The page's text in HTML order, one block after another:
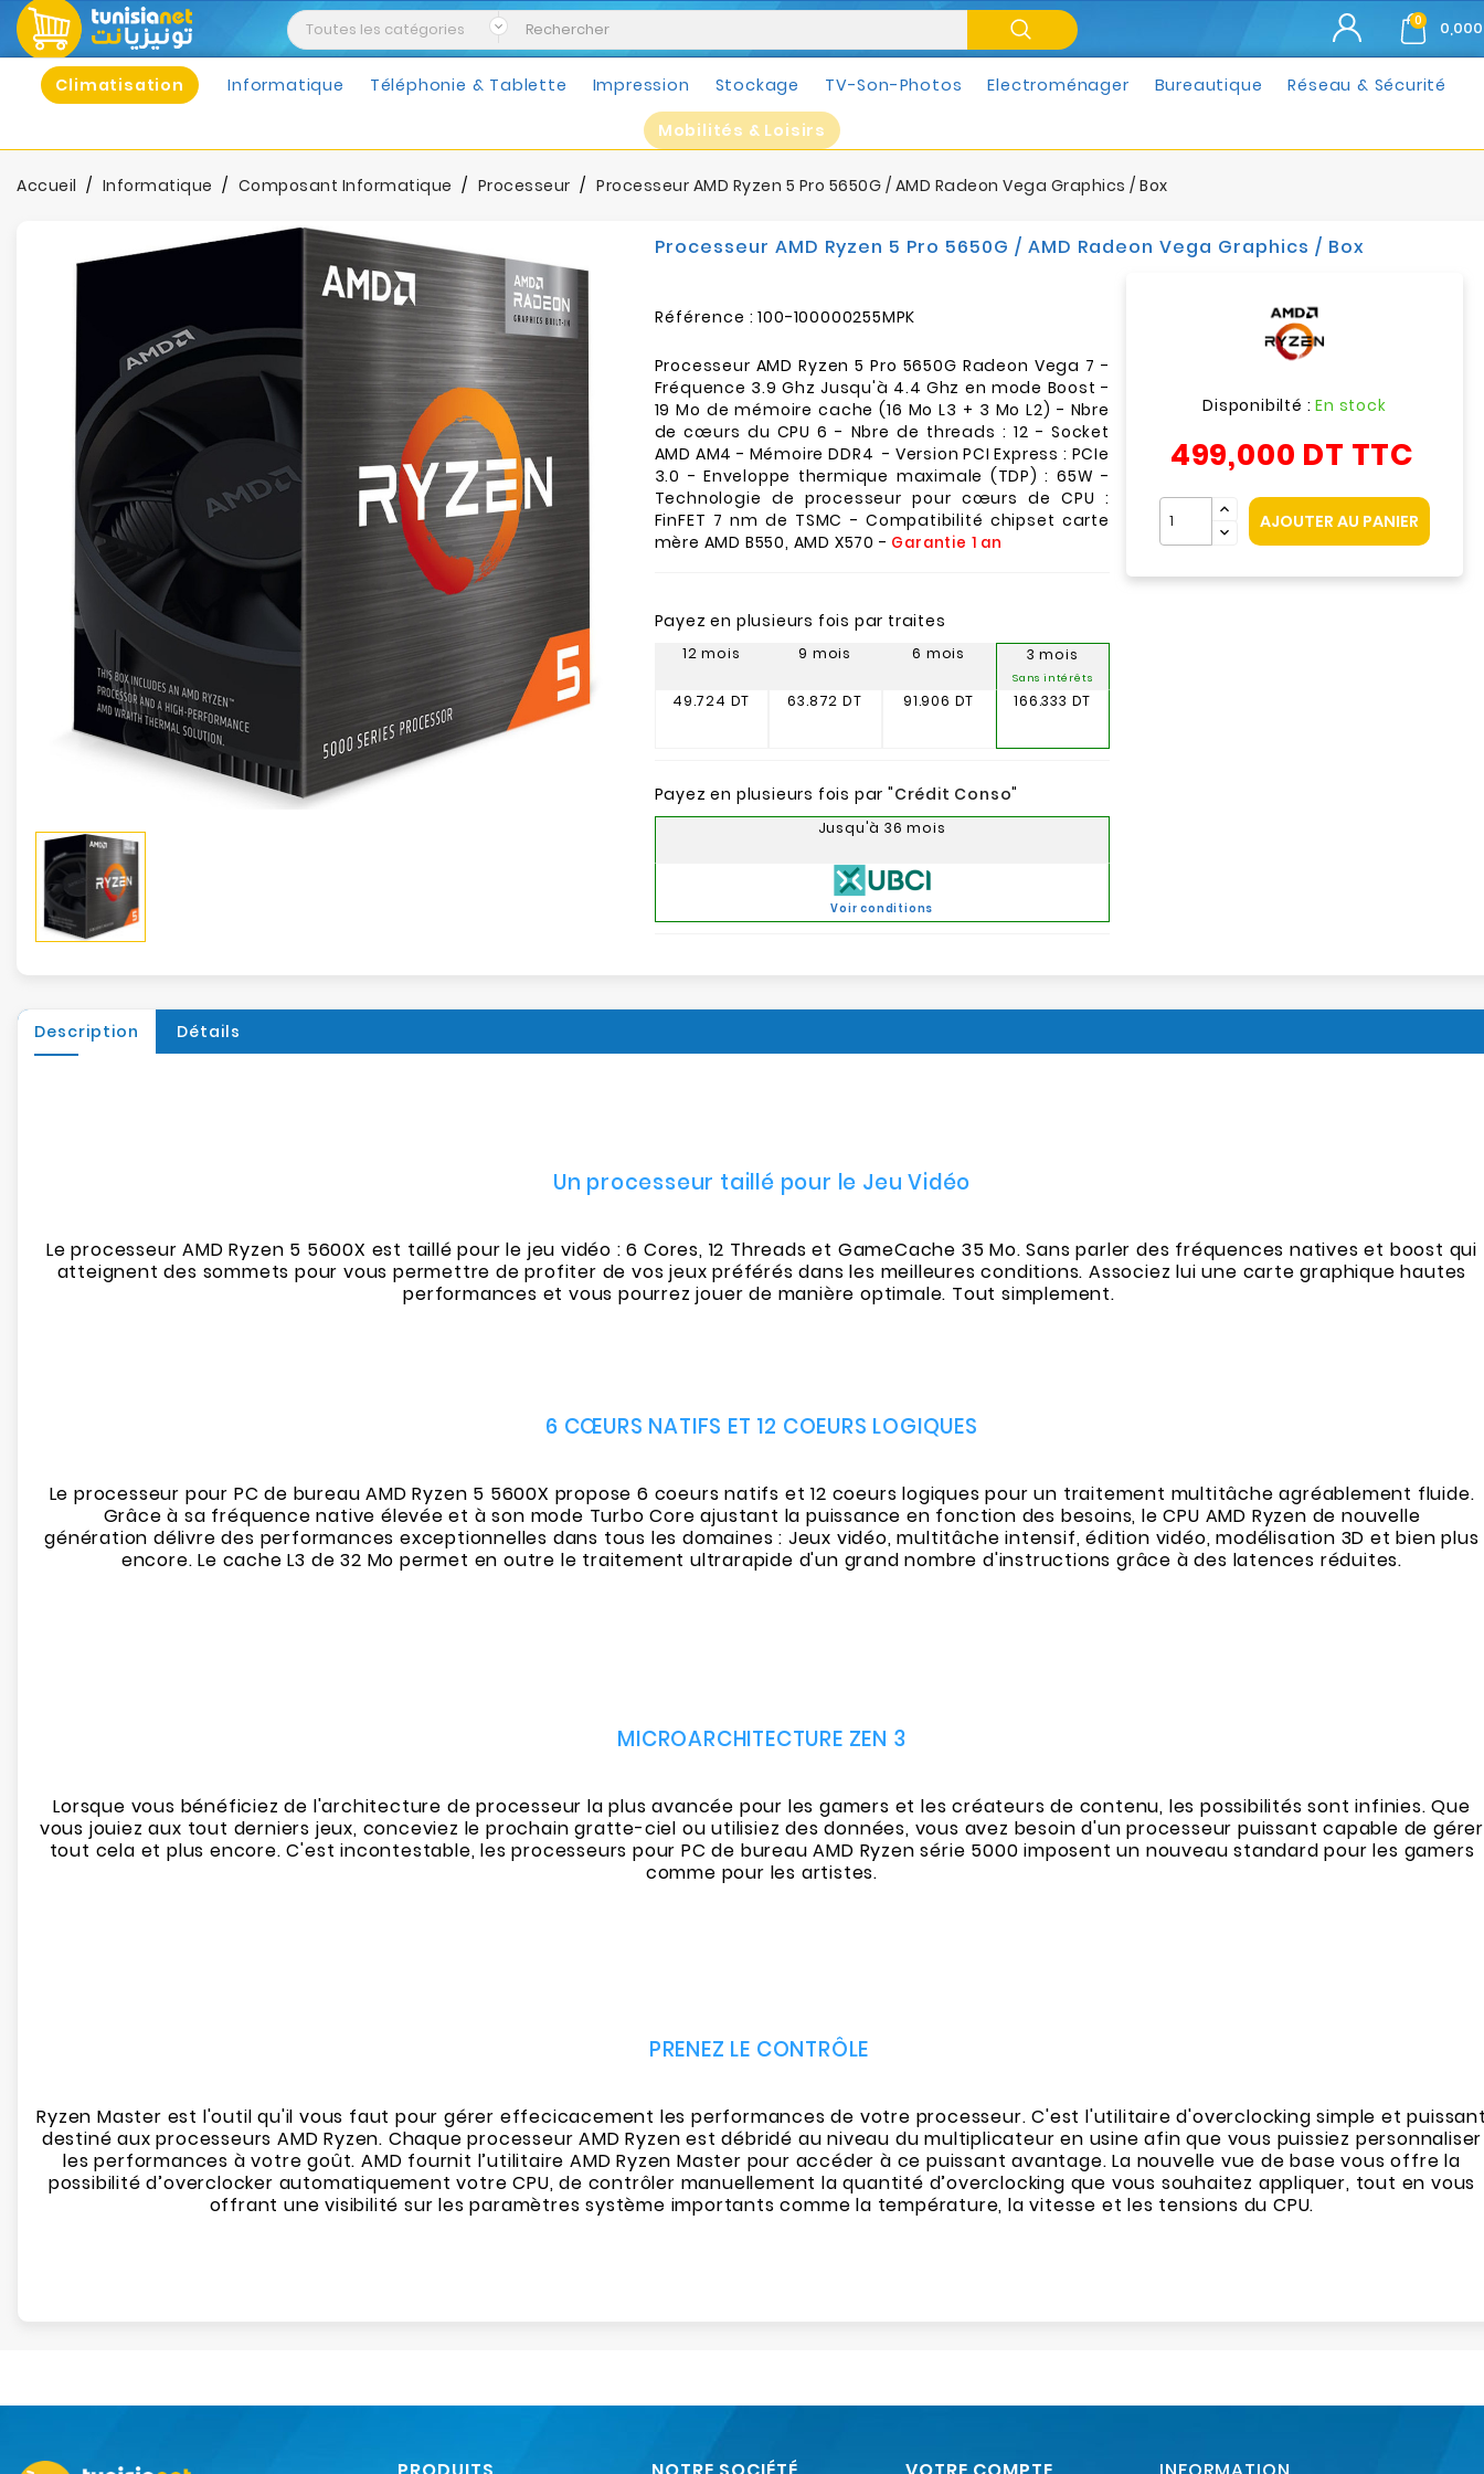
0
Climatisation Informatique Téléphonie & Tablette Impression Stockage TV-Son-Photos Electroménager Bureautique Réseau & Sécurité
Mobilités & Loisirs
Accueil Informatique Composant Informatique Processeur Processeur AMD Ryzen 5 Pro 5650G / AMD Radeon Vega Graphics / Box
Processeur AMD Ryzen 5 Pro 5650G / AMD Radeon Vega Graphics / Box
Référence : 100-100000255MPK
Processeur AMD Ryzen 5 Pro 5650G Radeon Vega 7 -
Fréquence 3.9 Ghz Jusqu'à 4.4 Ghz en mode Boost -
19 Mo de mémoire cache (16 Mo L3 + 3 Mo L2) - Nbre
de cœurs du CPU 6 - Nbre de threads : 12 - Socket
AMD AM4 - Mémoire DDR4 - Version PCI Express : PCIe
3.0 - Enveloppe thermique maximale (TDP) : 65W -
Technologie de processeur pour cœurs de CPU :
FinFET 7 nm de TSMC - Compatibilité chipset carte
mère AMD B550, AMD X570 - Garantie 1 an
Disponibilté :En stock
499,000 DT TTC
AJOUTER AU PANIER
Payez en plusieurs fois par traites
12 mois
49.724 DT
9 mois
63.872 DT
6 mois
91.906 DT
3 mois
Sans intérêts
166.333 DT
Payez en plusieurs fois par "Crédit Conso"
Jusqu'à 36 mois
Voir conditions
Description Détails
Un processeur taillé pour le Jeu Vidéo
Le processeur AMD Ryzen 5 5600X est taillé pour le jeu vidéo : 6 Cores, 12 Threads et GameCache 35 Mo. Sans parler des fréquences natives et boost qui
atteignent des sommets pour vous permettre de profiter de vos jeux préférés dans les meilleures conditions. Associez lui une carte graphique hautes
performances et vous pourrez jouer de manière optimale. Tout simplement.
6 CŒURS NATIFS ET 12 COEURS LOGIQUES
Le processeur pour PC de bureau AMD Ryzen 5 5600X propose 6 coeurs natifs et 12 coeurs logiques pour un traitement multitâche agréablement fluide.
Grâce à sa fréquence native élevée et à son mode Turbo Core ajustant la puissance en fonction des besoins, le CPU AMD Ryzen de nouvelle
génération délivre des performances exceptionnelles dans tous les domaines : Jeux vidéo, multitâche intensif, édition vidéo, modélisation 3D et bien plus
encore. Le cache L3 de 32 Mo permet en outre le traitement ultrarapide d'un grand nombre d'instructions grâce à des latences réduites.
MICROARCHITECTURE ZEN 3
Lorsque vous bénéficiez de l'architecture de processeur la plus avancée pour les gamers et les créateurs de contenu, les possibilités sont infinies. Que
vous jouiez aux tout derniers jeux, conceviez le prochain gratte-ciel ou utilisiez des données, vous avez besoin d'un processeur puissant capable de gérer
tout cela et plus encore. C'est incontestable, les processeurs pour PC de bureau AMD Ryzen série 5000 imposent un nouveau standard pour les gamers
comme pour les artistes.
PRENEZ LE CONTRÔLE
Ryzen Master est l'outil qu'il vous faut pour gérer effecicacement les performances de votre processeur. C'est l'utilitaire d'overclocking simple et
destiné aux processeurs AMD Ryzen. Chaque processeur AMD Ryzen est débridé au niveau du multiplicateur en usine afin que vous puissiez personnaliser
les performances à votre goût. AMD fournit l’utilitaire AMD Ryzen Master pour accéder à ce puissant avantage. La nouvelle vue de base vous offre la
possibilité d’overclocker automatiquement votre CPU, de contrôler manuellement la quantité d’overclocking que vous souhaitez appliquer, tout en vous
offrant une visibilité sur les paramètres système importants comme la température, la vitesse et les tensions du CPU.